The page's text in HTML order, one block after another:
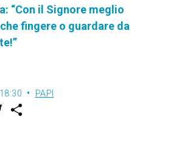
“Con il Signore meglio
fingere o guardare da
PAPI
w